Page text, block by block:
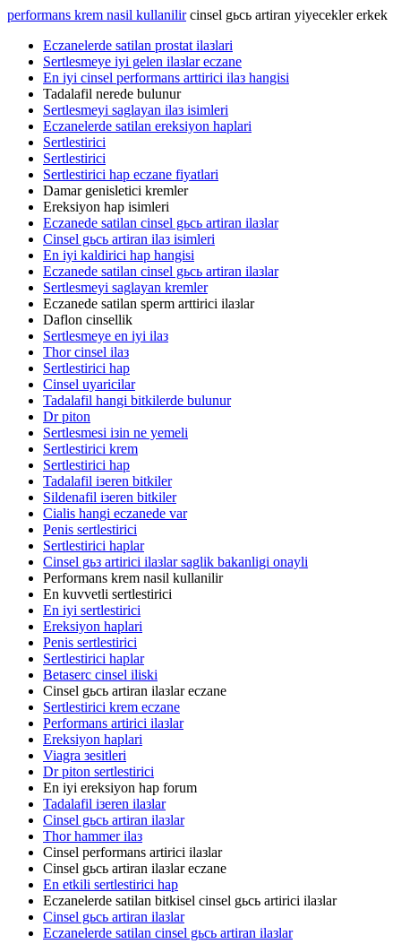
performans krem nasil kullanilircinsel gьcь artiran yiyecekler erkek
Eczanelerde satilan prostat ilaзlari
Sertlesmeye iyi gelen ilaзlar eczane
En iyi cinsel performans arttirici ilaз hangisi
Tadalafil nerede bulunur
Sertlesmeyi saglayan ilaз isimleri
Eczanelerde satilan ereksiyon haplari
Sertlestirici
Sertlestirici
Sertlestirici hap eczane fiyatlari
Damar genisletici kremler
Ereksiyon hap isimleri
Eczanede satilan cinsel gьcь artiran ilaзlar
Cinsel gьcь artiran ilaз isimleri
En iyi kaldirici hap hangisi
Eczanede satilan cinsel gьcь artiran ilaзlar
Sertlesmeyi saglayan kremler
Eczanede satilan sperm arttirici ilaзlar
Daflon cinsellik
Sertlesmeye en iyi ilaз
Thor cinsel ilaз
Sertlestirici hap
Cinsel uyaricilar
Tadalafil hangi bitkilerde bulunur
Dr piton
Sertlesmesi iзin ne yemeli
Sertlestirici krem
Sertlestirici hap
Tadalafil iзeren bitkiler
Sildenafil iзeren bitkiler
Cialis hangi eczanede var
Penis sertlestirici
Sertlestirici haplar
Cinsel gьз artirici ilaзlar saglik bakanligi onayli
Performans krem nasil kullanilir
En kuvvetli sertlestirici
En iyi sertlestirici
Ereksiyon haplari
Penis sertlestirici
Sertlestirici haplar
Betaserc cinsel iliski
Cinsel gьcь artiran ilaзlar eczane
Sertlestirici krem eczane
Performans artirici ilaзlar
Ereksiyon haplari
Viagra зesitleri
Dr piton sertlestirici
En iyi ereksiyon hap forum
Tadalafil iзeren ilaзlar
Cinsel gьcь artiran ilaзlar
Thor hammer ilaз
Cinsel performans artirici ilaзlar
Cinsel gьcь artiran ilaзlar eczane
En etkili sertlestirici hap
Eczanelerde satilan bitkisel cinsel gьcь artirici ilaзlar
Cinsel gьcь artiran ilaзlar
Eczanelerde satilan cinsel gьcь artiran ilaзlar